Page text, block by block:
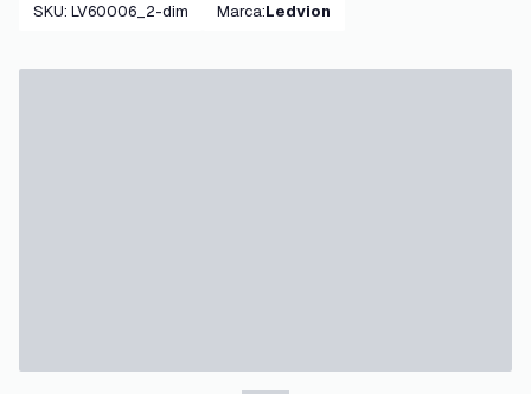
SKU: LV60006_2-dim Marca: Ledvion